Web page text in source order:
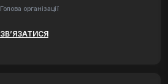
Голова організації
ЗВ’ЯЗАТИСЯ